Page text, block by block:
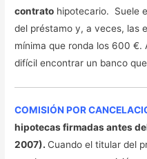
contrato hipotecario. Suele
del préstamo y, a veces, las
mínima que ronda los 600 €.
difícil encontrar un banco
COMISIÓN POR
hipotecas firmadas antes
2007). Cuando el titular del